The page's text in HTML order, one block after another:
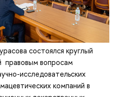
состоялся круглый
правовым вопросам
исследовательских
компаний в